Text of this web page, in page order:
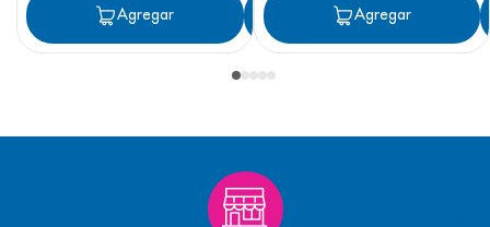
Agregar Agregar
Agregar